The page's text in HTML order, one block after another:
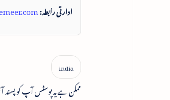
ادارتی رابطہ:
ممکن ہے یہ پوسٹس آپ کو پسند